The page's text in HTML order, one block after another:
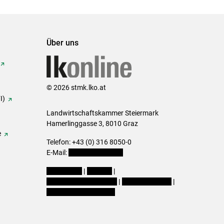
Über uns
© 2026 stmk.lko.at
Landwirtschaftskammer Steiermark
Hamerlinggasse 3, 8010 Graz
Telefon: +43 (0) 316 8050-0
E-Mail:
|
|
|
|